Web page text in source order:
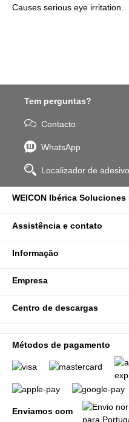
Causes serious eye irritation.
Tem perguntas?
Contacto
WhatsApp
Localizador de
WEICON Ibérica
Assistência e contato
Informação
Empresa
Centro de descargas
Métodos de pagamento
Enviamos com